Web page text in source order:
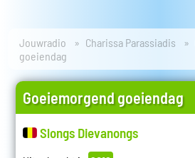
Jouwradio Charissa Parassiadis
goeiendag
Goeiemorgend goeiendag
Slongs Dievanongs